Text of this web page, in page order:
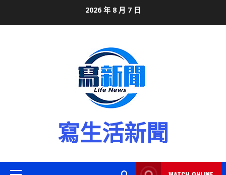
2026 年 8 月 7 日
寫生活新聞